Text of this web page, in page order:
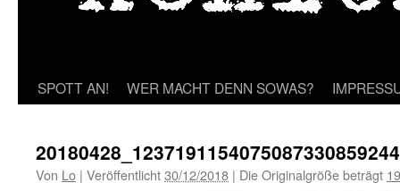
SPOTT AN! WER MACHT DENN SOWAS?
Von Lo | Veröffentlicht30/12/2018 | Die Originalgröße beträgt